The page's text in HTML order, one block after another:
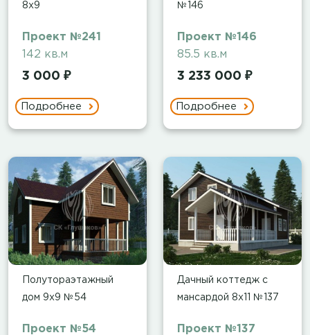
8х9
Проект №241
142 кв.м
3 000 ₽
Подробнее
№146
Проект №146
85.5 кв.м
3 233 000 ₽
Подробнее
Полутораэтажный
дом 9х9 №54
Проект №54
Дачный коттедж с
мансардой 8х11 №137
Проект №137